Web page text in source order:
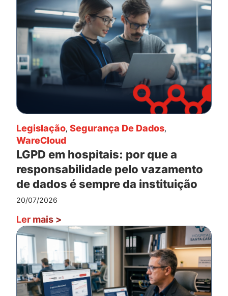
Legislação, Segurança De Dados,
WareCloud
LGPD em hospitais: por que a
responsabilidade pelo vazamento
de dados é sempre da instituição
20/07/2026
Ler mais >